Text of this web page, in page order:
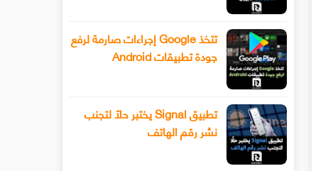
تتخذ Google إجراءات صارمة لرفع
جودة تطبيقات Android
تطبيق Signal يختبر حلًا لتجنب
نشر رقم الهاتف